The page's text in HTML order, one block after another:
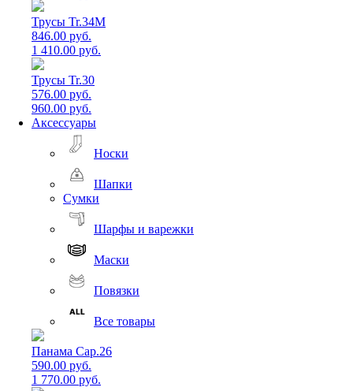
Трусы Tr.34M
846.00 руб.
1 410.00 руб.
Трусы Tr.30
576.00 руб.
960.00 руб.
Аксессуары
Носки
Шапки
Сумки
Шарфы и варежки
Маски
Повязки
Все товары
Панама Cap.26
590.00 руб.
1 770.00 руб.